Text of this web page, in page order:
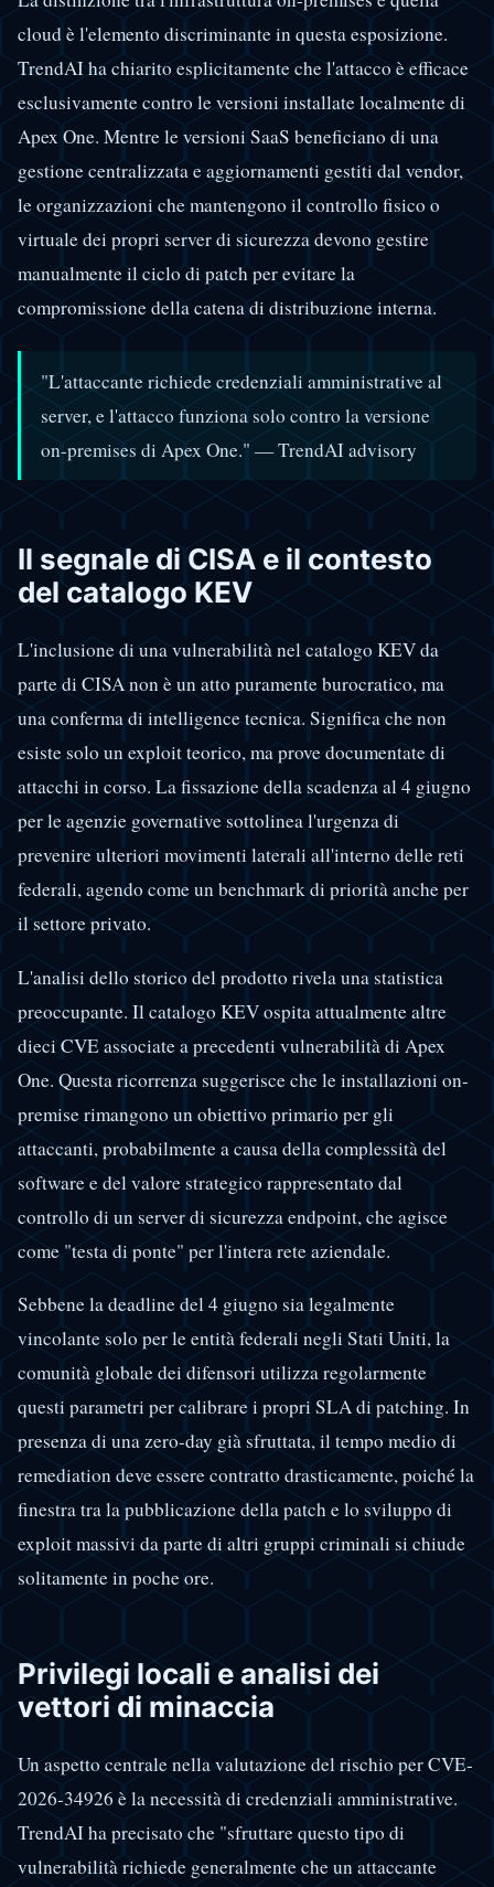
cloud è l'elemento discriminante in questa esposizione.
TrendAI ha chiarito esplicitamente che l'attacco è efficace
esclusivamente contro le versioni installate localmente di
Apex One. Mentre le versioni SaaS beneficiano di una
gestione centralizzata e aggiornamenti gestiti dal vendor,
le organizzazioni che mantengono il controllo fisico o
virtuale dei propri server di sicurezza devono gestire
manualmente il ciclo di patch per evitare la
compromissione della catena di distribuzione interna.
"L'attaccante richiede credenziali amministrative al
server, e l'attacco funziona solo contro la versione
on-premises di Apex One." — TrendAI advisory
Il segnale di CISA e il contesto
del catalogo KEV
L'inclusione di una vulnerabilità nel catalogo KEV da
parte di CISA non è un atto puramente burocratico, ma
una conferma di intelligence tecnica. Significa che non
esiste solo un exploit teorico, ma prove documentate di
attacchi in corso. La fissazione della scadenza al 4 giugno
per le agenzie governative sottolinea l'urgenza di
prevenire ulteriori movimenti laterali all'interno delle reti
federali, agendo come un benchmark di priorità anche per
il settore privato.
L'analisi dello storico del prodotto rivela una statistica
preoccupante. Il catalogo KEV ospita attualmente altre
dieci CVE associate a precedenti vulnerabilità di Apex
One. Questa ricorrenza suggerisce che le installazioni on-
premise rimangono un obiettivo primario per gli
attaccanti, probabilmente a causa della complessità del
software e del valore strategico rappresentato dal
controllo di un server di sicurezza endpoint, che agisce
come "testa di ponte" per l'intera rete aziendale.
Sebbene la deadline del 4 giugno sia legalmente
vincolante solo per le entità federali negli Stati Uniti, la
comunità globale dei difensori utilizza regolarmente
questi parametri per calibrare i propri SLA di patching. In
presenza di una zero-day già sfruttata, il tempo medio di
remediation deve essere contratto drasticamente, poiché la
finestra tra la pubblicazione della patch e lo sviluppo di
exploit massivi da parte di altri gruppi criminali si chiude
solitamente in poche ore.
Privilegi locali e analisi dei
vettori di minaccia
Un aspetto centrale nella valutazione del rischio per CVE-
2026-34926 è la necessità di credenziali amministrative.
TrendAI ha precisato che "sfruttare questo tipo di
vulnerabilità richiede generalmente che un attaccante